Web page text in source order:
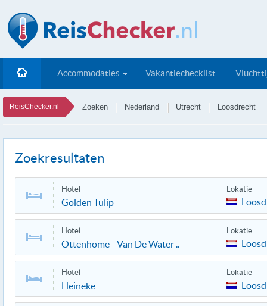
Accommodaties Vakantiechecklist
ReisChecker.nl Zoeken Nederland Utrecht Loosdrecht
Zoekresultaten
Hotel
Golden Tulip
Lokatie
Hotel
Ottenhome - Van De Water ..
Lokatie
Hotel
Heineke
Lokatie